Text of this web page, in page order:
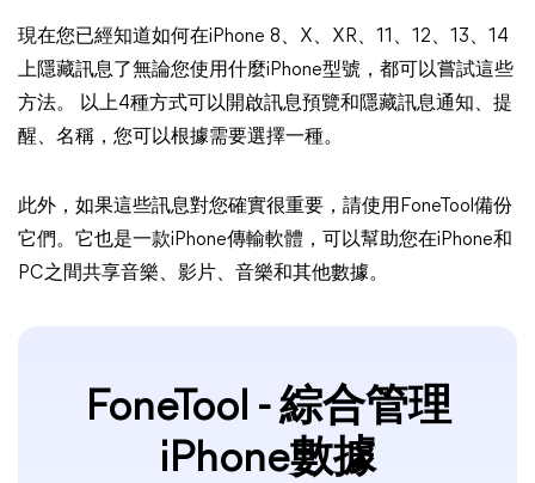
現在您已經知道如何在iPhone 8、X、XR、11、12、13、14
上隱藏訊息了無論您使用什麼iPhone型號，都可以嘗試這些
方法。 以上4種方式可以開啟訊息預覽和隱藏訊息通知、提
醒、名稱，您可以根據需要選擇一種。
此外，如果這些訊息對您確實很重要，請使用FoneTool備份
它們。它也是一款iPhone傳輸軟體，可以幫助您在iPhone和
PC之間共享音樂、影片、音樂和其他數據。
FoneTool - 綜合管理
iPhone數據